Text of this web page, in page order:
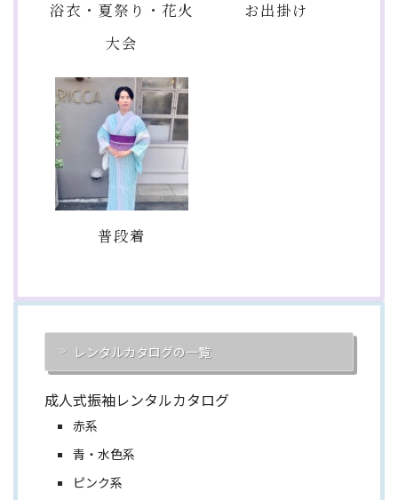
浴衣・夏祭り・花火
大会
お出掛け
普段着
レンタルカタログの一覧
成人式振袖レンタルカタログ
赤系
青・水色系
ピンク系